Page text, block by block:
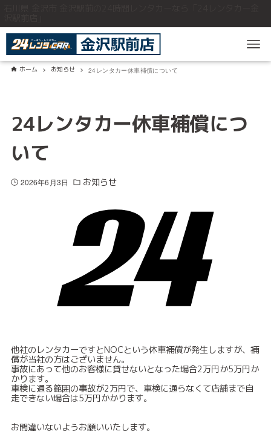
ホーム お知らせ 24レンタカー休車補償について
24レンタカー休車補償につ
いて
2026年6月3日 お知らせ
他社のレンタカーですとNOCという休車補償が発生しますが、補
償が当社の方はございません。
事故にあって他のお客様に貸せないとなった場合2万円か5万円か
かります。
車検に通る範囲の事故が2万円で、車検に通らなくて店舗まで自
走できない場合は5万円かかります。
お間違いないようお願いいたします。